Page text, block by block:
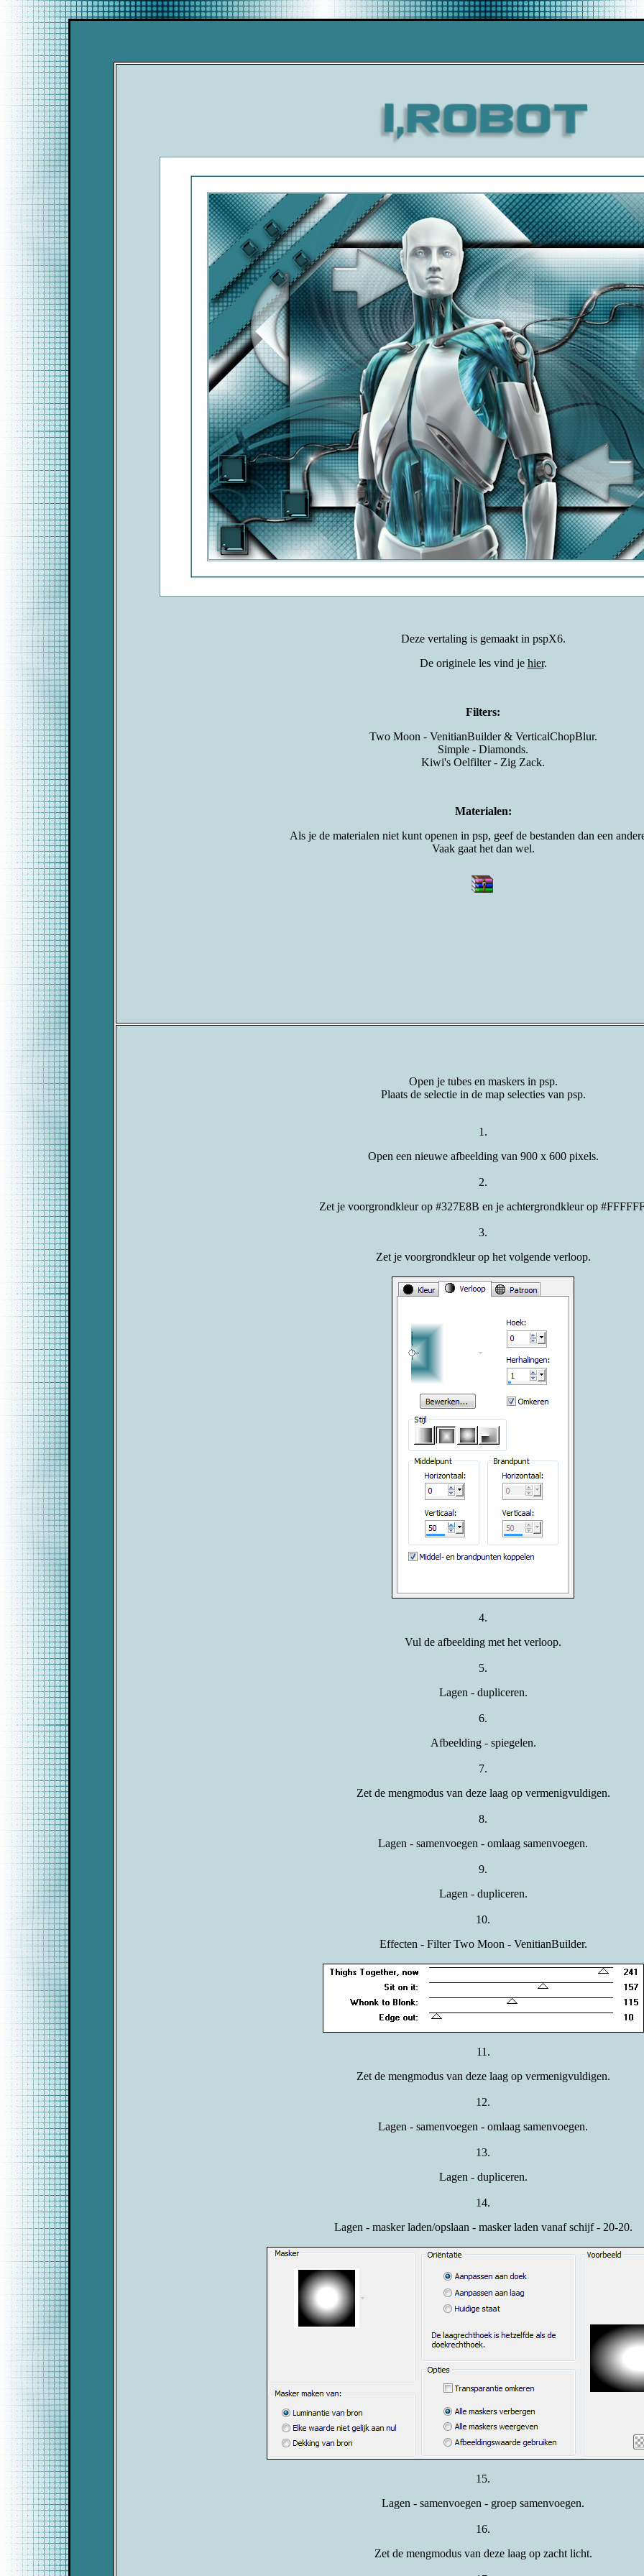
Deze vertaling is gemaakt in pspX6.
De originele les vind je hier.
Filters:
Two Moon - VenitianBuilder & VerticalChopBlur.
Simple - Diamonds.
Kiwi's Oelfilter - Zig Zack.
Materialen:
Als je de materialen niet kunt openen in psp, geef de bestanden dan een
Vaak gaat het dan wel.
Open je tubes en maskers in psp.
Plaats de selectie in de map selecties van psp.
1.
Open een nieuwe afbeelding van 900 x 600 pixels.
2.
Zet je voorgrondkleur op #327E8B en je achtergrondkleur op
3.
Zet je voorgrondkleur op het volgende verloop.
4.
Vul de afbeelding met het verloop.
5.
Lagen - dupliceren.
6.
Afbeelding - spiegelen.
7.
Zet de mengmodus van deze laag op vermenigvuldigen.
8.
Lagen - samenvoegen - omlaag samenvoegen.
9.
Lagen - dupliceren.
10.
Effecten - Filter Two Moon - VenitianBuilder.
11.
Zet de mengmodus van deze laag op vermenigvuldigen.
12.
Lagen - samenvoegen - omlaag samenvoegen.
13.
Lagen - dupliceren.
14.
Lagen - masker laden/opslaan - masker laden vanaf schijf -20-20.
15.
Lagen - samenvoegen - groep samenvoegen.
16.
Zet de mengmodus van deze laag op zacht licht.